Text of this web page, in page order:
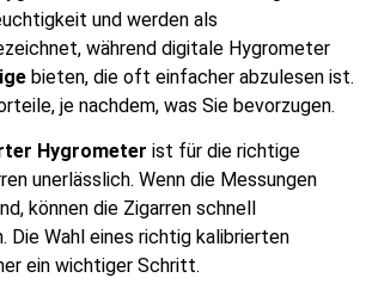
und werden als
während digitale Hygrometer
bieten, die oft einfacher abzulesen ist.
je nachdem, was Sie bevorzugen.
Hygrometer ist für die richtige
unerlässlich. Wenn die Messungen
können die Zigarren schnell
Die Wahl eines richtig kalibrierten
ein wichtiger Schritt.